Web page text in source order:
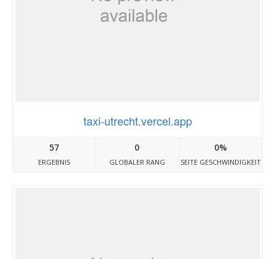
taxi-utrecht.vercel.app
57
ERGEBNIS
0
GLOBALER RANG
0%
SEITE GESCHWINDIGKEIT